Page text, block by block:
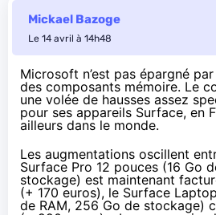
Mickael Bazoge
Le 14 avril à 14h48
Microsoft n’est pas épargné
des composants mémoire. Le
une volée de hausses assez
pour ses appareils Surface, en
ailleurs dans le monde.
Les augmentations oscillent
Surface Pro 12 pouces (16 Go
stockage) est maintenant
(+ 170 euros), le Surface
de RAM, 256 Go de stockage)